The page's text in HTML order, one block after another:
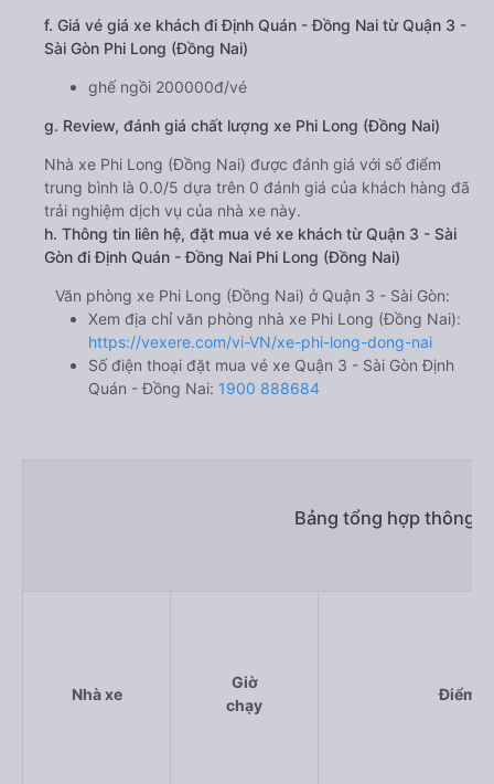
f. Giá vé giá xe khách đi Định Quán - Đồng Nai từ Quận 3 -
Sài Gòn Phi Long (Đồng Nai)
ghế ngồi 200000đ/vé
g. Review, đánh giá chất lượng xe Phi Long (Đồng Nai)
Nhà xe Phi Long (Đồng Nai) được đánh giá với số điểm
trung bình là 0.0/5 dựa trên 0 đánh giá của khách hàng đã
trải nghiệm dịch vụ của nhà xe này.
h. Thông tin liên hệ, đặt mua vé xe khách từ Quận 3 - Sài
Gòn đi Định Quán - Đồng Nai Phi Long (Đồng Nai)
Văn phòng xe Phi Long (Đồng Nai) ở Quận 3 - Sài Gòn:
Xem địa chỉ văn phòng nhà xe Phi Long (Đồng Nai):
https://vexere.com/vi-VN/xe-phi-long-dong-nai
Số điện thoại đặt mua vé xe Quận 3 - Sài Gòn Định
Quán - Đồng Nai: 1900 888684
Bảng tổng hợp thông
Nhà xe
Giờ
chạy
Điểm đi